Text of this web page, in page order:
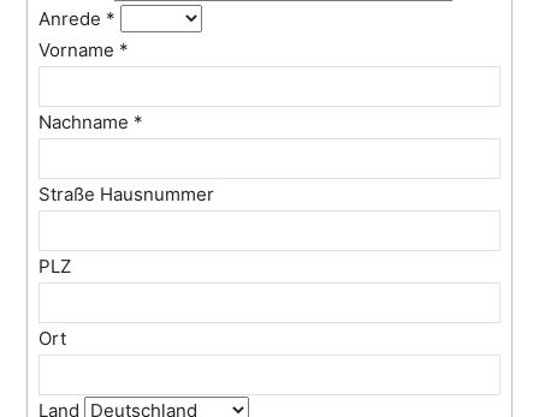
Anrede *
Vorname *
Nachname *
Straße Hausnummer
PLZ
Ort
Land